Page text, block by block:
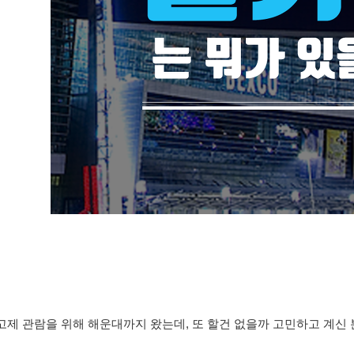
제 관람을 위해 해운대까지 왔는데, 또 할건 없을까 고민하고 계신